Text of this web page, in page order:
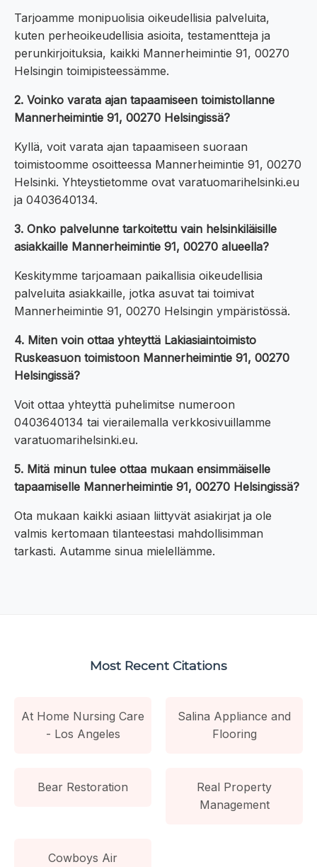
Tarjoamme monipuolisia oikeudellisia palveluita,
kuten perheoikeudellisia asioita, testamentteja ja
perunkirjoituksia, kaikki Mannerheimintie 91, 00270
Helsingin toimipisteessämme.
2. Voinko varata ajan tapaamiseen toimistollanne
Mannerheimintie 91, 00270 Helsingissä?
Kyllä, voit varata ajan tapaamiseen suoraan
toimistoomme osoitteessa Mannerheimintie 91, 00270
Helsinki. Yhteystietomme ovat varatuomarihelsinki.eu
ja 0403640134.
3. Onko palvelunne tarkoitettu vain helsinkiläisille
asiakkaille Mannerheimintie 91, 00270 alueella?
Keskitymme tarjoamaan paikallisia oikeudellisia
palveluita asiakkaille, jotka asuvat tai toimivat
Mannerheimintie 91, 00270 Helsingin ympäristössä.
4. Miten voin ottaa yhteyttä Lakiasiaintoimisto
Ruskeasuon toimistoon Mannerheimintie 91, 00270
Helsingissä?
Voit ottaa yhteyttä puhelimitse numeroon
0403640134 tai vierailemalla verkkosivuillamme
varatuomarihelsinki.eu.
5. Mitä minun tulee ottaa mukaan ensimmäiselle
tapaamiselle Mannerheimintie 91, 00270 Helsingissä?
Ota mukaan kaikki asiaan liittyvät asiakirjat ja ole
valmis kertomaan tilanteestasi mahdollisimman
tarkasti. Autamme sinua mielellämme.
Most Recent Citations
At Home Nursing Care
- Los Angeles
Salina Appliance and
Flooring
Bear Restoration
Real Property
Management
Cowboys Air